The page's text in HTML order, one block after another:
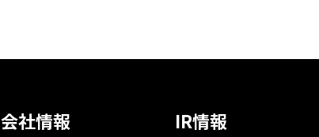
会社情報 IR情報